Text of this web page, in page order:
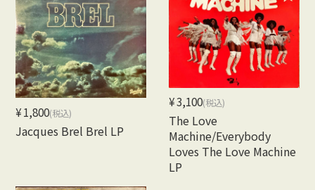
¥1,800(税込)
Jacques Brel Brel LP
¥3,100(税込)
The Love
Machine/Everybody
Loves The Love Machine
LP